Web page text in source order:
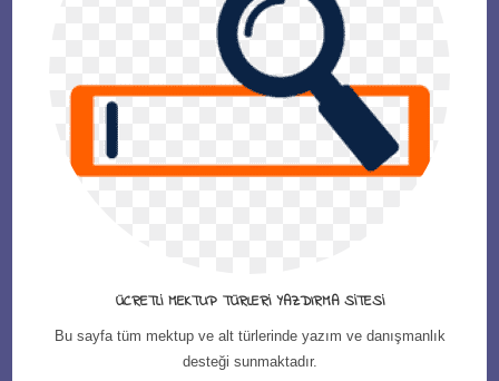
ÜCRETLI MEKTUP TÜRLERI YAZDIRMA SITESI
Bu sayfa tüm mektup ve alt türlerinde yazım ve danışmanlık
desteği sunmaktadır.